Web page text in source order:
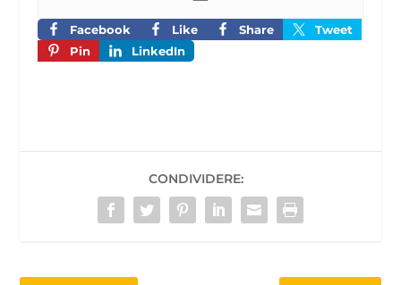
Facebook Like Share
Tweet
Pin
LinkedIn
CONDIVIDERE: